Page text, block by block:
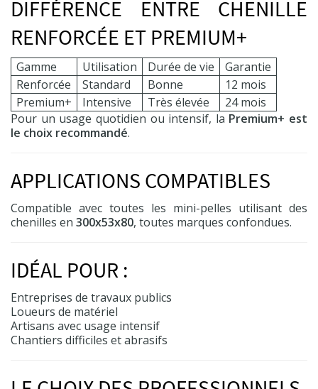
DIFFÉRENCE ENTRE CHENILLE
RENFORCÉE ET PREMIUM+
Gamme Utilisation Durée de vie
Garantie
Renforcée
Standard Bonne
12 mois
Premium+
Intensive Très élevée
24 mois
Pour un usage quotidien ou intensif, la Premium+ est
le choix recommandé.
APPLICATIONS COMPATIBLES
Compatible avec toutes les mini-pelles utilisant des
chenilles en 300x53x80, toutes marques confondues.
IDÉAL POUR :
Entreprises de travaux publics
Loueurs de matériel
Artisans avec usage intensif
Chantiers difficiles et abrasifs